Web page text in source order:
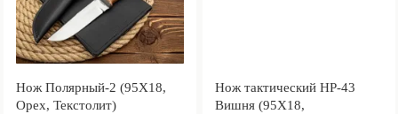
Нож Полярный-2 (95Х18,
Орех, Текстолит)
Нож тактический НР-43
Вишня (95Х18,